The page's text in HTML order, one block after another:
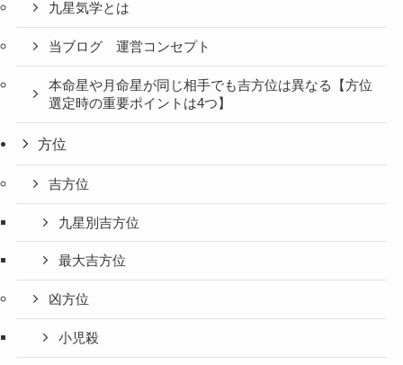
九星気学とは
当ブログ 運営コンセプト
本命星や月命星が同じ相手でも吉方位は異なる【方位
選定時の重要ポイントは4つ】
方位
吉方位
九星別吉方位
最大吉方位
凶方位
小児殺